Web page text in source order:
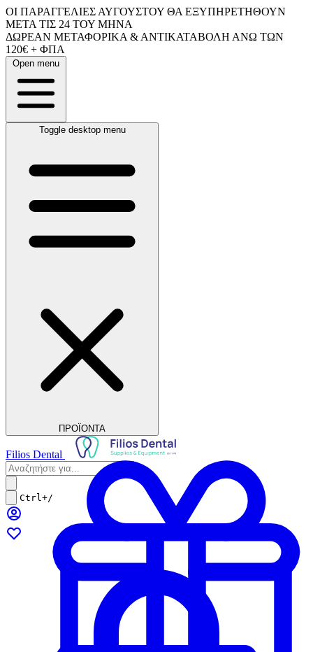
ΟΙ ΠΑΡΑΓΓΕΛΙΕΣ ΑΥΓΟΥΣΤΟΥ ΘΑ ΕΞΥΠΗΡΕΤΗΘΟΥΝ
ΜΕΤΑ ΤΙΣ 24 ΤΟΥ ΜΗΝΑ
ΔΩΡΕΑΝ ΜΕΤΑΦΟΡΙΚΑ & ΑΝΤΙΚΑΤΑΒΟΛΗ ΑΝΩ ΤΩΝ
120€ + ΦΠΑ
Open menu
Toggle desktop menu
ΠΡΟΪΟΝΤΑ
Filios Dental
Ctrl+/